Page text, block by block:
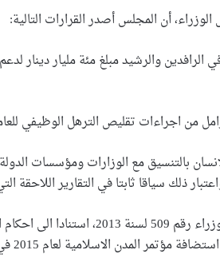
أن المجلس أصدر القرارات التالية:
والرشيد مبلغ مئة مليار دينار
بالتنسيق مع الوزارات ومؤسسات
المدن الاسلامية لعام 2015 في العراق.